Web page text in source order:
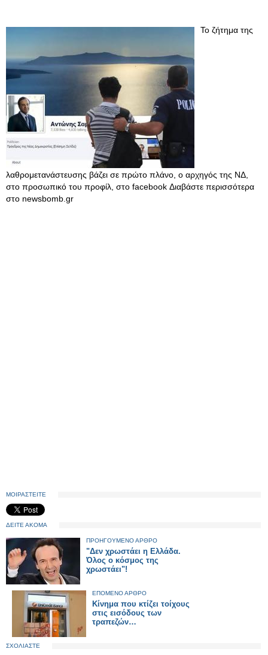
Το ζήτημα της
λαθρομετανάστευσης βάζει σε πρώτο πλάνο, ο αρχηγός της ΝΔ,
στο προσωπικό του προφίλ, στο facebook Διαβάστε περισσότερα
στο newsbomb.gr
ΜΟΙΡΑΣΤΕΙΤΕ
ΔΕΙΤΕ ΑΚΟΜΑ
ΠΡΟΗΓΟΥΜΕΝΟ ΑΡΘΡΟ
"Δεν χρωστάει η Ελλάδα.
Όλος ο κόσμος της
χρωστάει"!
ΕΠΟΜΕΝΟ ΑΡΘΡΟ
Kίνημα που κτίζει τοίχους
στις εισόδους των
τραπεζών…
ΣΧΟΛΙΑΣΤΕ